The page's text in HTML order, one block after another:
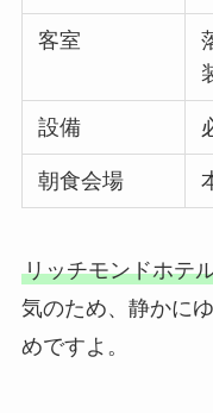
客室
設備
朝食会場
リッチモンドホテ
気のため、静かに
めですよ。